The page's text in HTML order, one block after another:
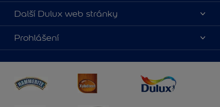
O nás
Kontaktujte nás
Najít obchod
Další Dulux web stránky
duluxmalir.cz
duluxmaliar.sk
duluxprodejnabarev.cz
duluxpredajnafarieb.sk
Prohlášení